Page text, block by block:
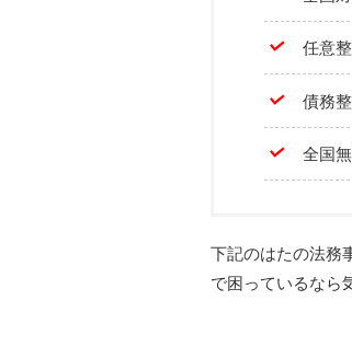
任意
債務
全国
下記のはたの法務
で困っているなら